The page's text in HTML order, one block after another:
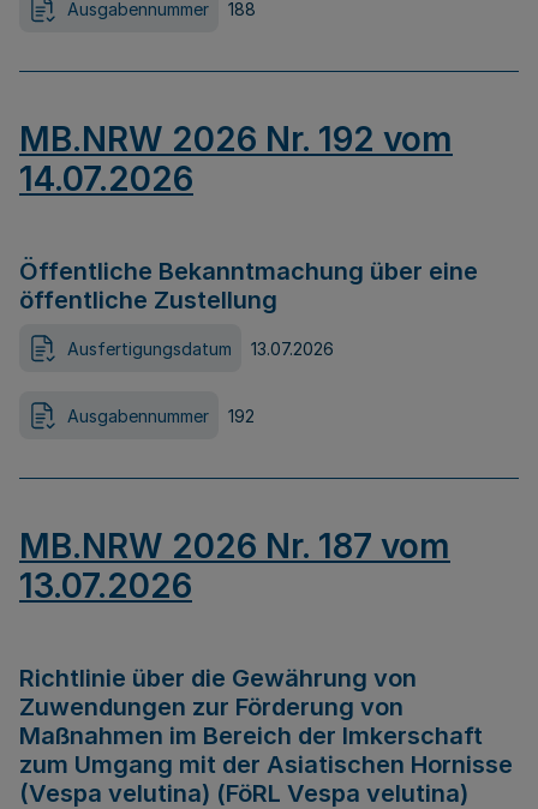
Ausgabennummer 188
MB.NRW 2026 Nr. 192 vom
14.07.2026
Öffentliche Bekanntmachung über eine
öffentliche Zustellung
Ausfertigungsdatum 13.07.2026
Ausgabennummer 192
MB.NRW 2026 Nr. 187 vom
13.07.2026
Richtlinie über die Gewährung von
Zuwendungen zur Förderung von
Maßnahmen im Bereich der Imkerschaft
zum Umgang mit der Asiatischen Hornisse
(Vespa velutina) (FöRL Vespa velutina)